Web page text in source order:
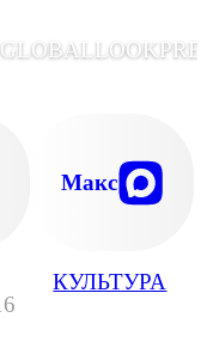
КУЛЬТУРА
Макс